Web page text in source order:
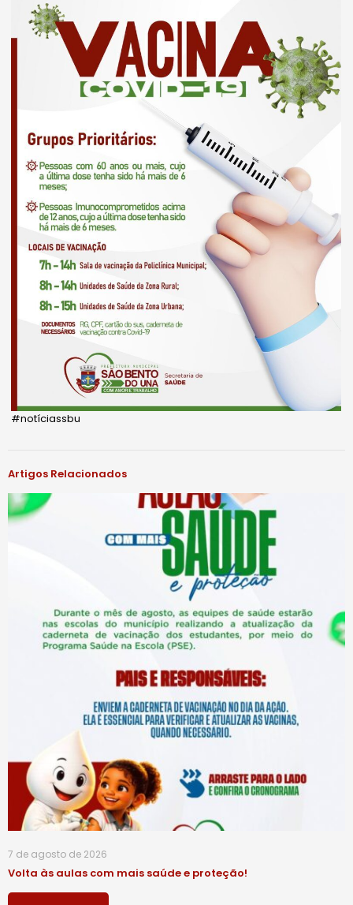
#notíciassbu
Artigos Relacionados
7 de agosto de 2026
Volta às aulas com mais saúde e proteção!